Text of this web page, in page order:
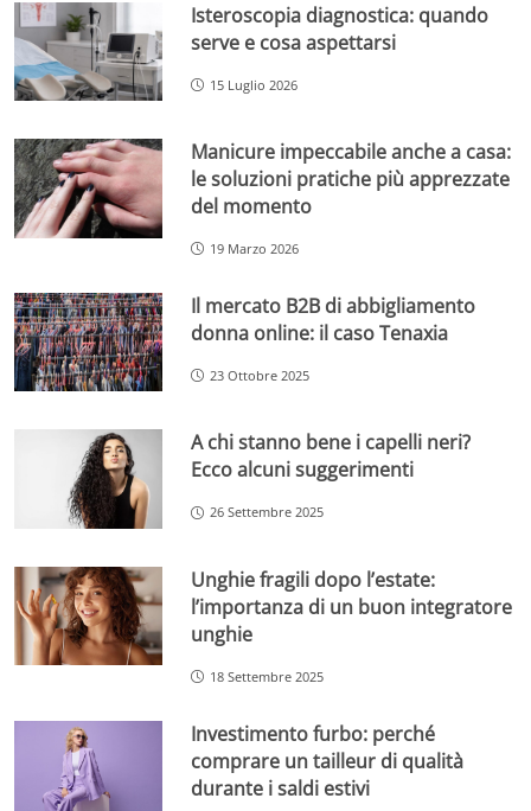
Isteroscopia diagnostica: quando
serve e cosa aspettarsi
15 Luglio 2026
Manicure impeccabile anche a casa:
le soluzioni pratiche più apprezzate
del momento
19 Marzo 2026
Il mercato B2B di abbigliamento
donna online: il caso Tenaxia
23 Ottobre 2025
A chi stanno bene i capelli neri?
Ecco alcuni suggerimenti
26 Settembre 2025
Unghie fragili dopo l’estate:
l’importanza di un buon integratore
unghie
18 Settembre 2025
Investimento furbo: perché
comprare un tailleur di qualità
durante i saldi estivi